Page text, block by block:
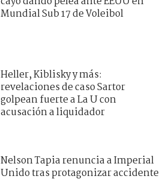
Mundial Sub 17 de Voleibol
Heller, Kiblisky y más:
revelaciones de caso Sartor
golpean fuerte a La U con
acusación a liquidador
Nelson Tapia renuncia a Imperial
Unido tras protagonizar accidente